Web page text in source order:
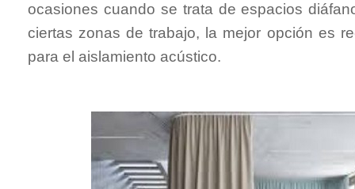
ocasiones cuando se trata de espacios
ciertas zonas de trabajo, la mejor opción es
para el aislamiento acústico.